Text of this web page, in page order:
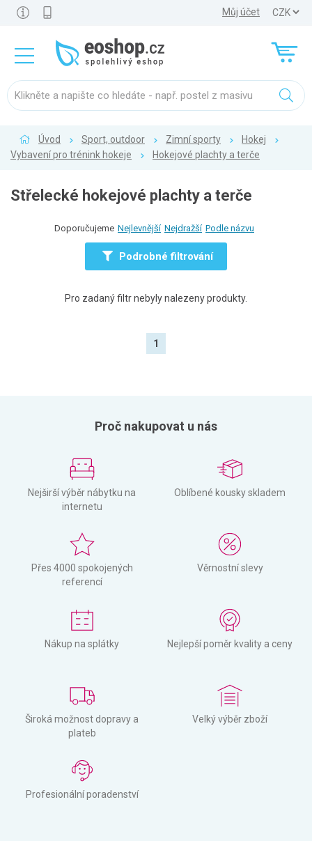
Můj účet
Úvod Sport, outdoor Zimní sporty
Hokej
Vybavení pro trénink hokeje
Hokejové plachty a terče
Střelecké hokejové plachty a terče
Doporučujeme Nejlevnější Nejdražší Podle názvu
Podrobné filtrování
Pro zadaný filtr nebyly nalezeny produkty.
1
Proč nakupovat u nás
Nejširší výběr nábytku na
internetu
Oblíbené kousky skladem
Přes 4000 spokojených
referencí
Věrnostní slevy
Nákup na splátky Nejlepší poměr kvality a ceny
Široká možnost dopravy a
plateb
Velký výběr zboží
Profesionální poradenství